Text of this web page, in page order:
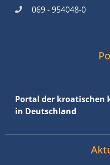
069 - 954048-0
Portal der kroatischen
in Deutschland